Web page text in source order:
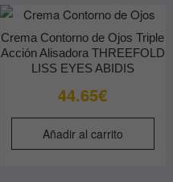
Crema Contorno de Ojos Triple
Acción Alisadora THREEFOLD
LISS EYES ABIDIS
44.65€
Añadir al carrito